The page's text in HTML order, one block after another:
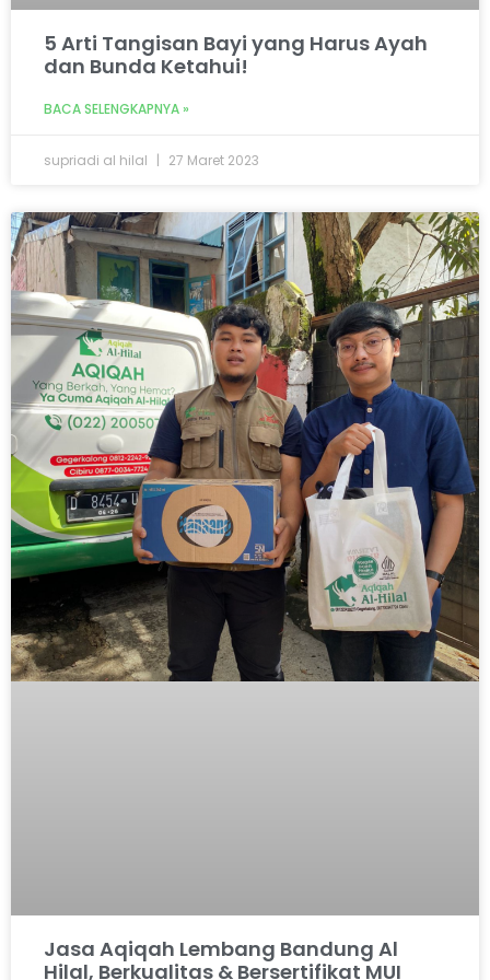
5 Arti Tangisan Bayi yang Harus Ayah
dan Bunda Ketahui!
BACA SELENGKAPNYA »
supriadi al hilal 27 Maret 2023
Jasa Aqiqah Lembang Bandung Al
Hilal, Berkualitas & Bersertifikat MUI